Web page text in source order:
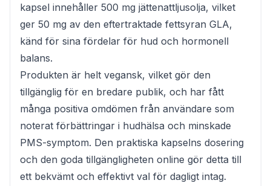
kapsel innehåller 500 mg jättenattljusolja, vilket
ger 50 mg av den eftertraktade fettsyran GLA,
känd för sina fördelar för hud och hormonell
balans.
Produkten är helt vegansk, vilket gör den
tillgänglig för en bredare publik, och har fått
många positiva omdömen från användare som
noterat förbättringar i hudhälsa och minskade
PMS-symptom. Den praktiska kapselns dosering
och den goda tillgängligheten online gör detta till
ett bekvämt och effektivt val för dagligt intag.